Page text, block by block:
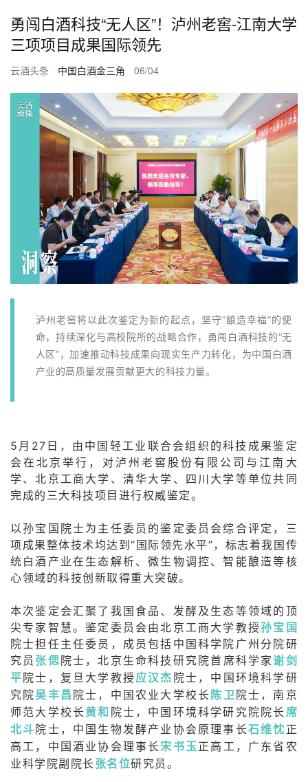
勇闯白酒科技“无人区”！泸州老窖-江南大学
三项项目成果国际领先
云酒头条 中国白酒金三角 06/04
泸州老窖将以此次鉴定为新的起点，坚守“酿造幸福”的使
命，持续深化与高校院所的战略合作，勇闯白酒科技的“无
人区”，加速推动科技成果向现实生产力转化，为中国白酒
产业的高质量发展贡献更大的科技力量。
5月27日，由中国轻工业联合会组织的科技成果鉴定
会在北京举行，对泸州老窖股份有限公司与江南大
学、北京工商大学、清华大学、四川大学等单位共同
完成的三大科技项目进行权威鉴定。
以孙宝国院士为主任委员的鉴定委员会综合评定，三
项成果整体技术均达到“国际领先水平”，标志着我国传
统白酒产业在生态解析、微生物调控、智能酿造等核
心领域的科技创新取得重大突破。
本次鉴定会汇聚了我国食品、发酵及生态等领域的顶
尖专家智慧。鉴定委员会由北京工商大学教授孙宝国
院士担任主任委员，成员包括中国科学院广州分院研
究员 张偲 院士，北京生命科技研究院首席科学家谢剑
平 院士，复旦大学教授应汉杰 院士，中国环境科学研
究院吴丰昌 院士，中国农业大学校长 陈卫 院士，南京
师范大学校长 黄和 院士，中国环境科学研究院院长 席
北斗 院士，中国生物发酵产业协会原理事长石维忱 正
高工，中国酒业协会理事长宋书玉正高工，广东省农
业科学院副院长 张名位研究员。